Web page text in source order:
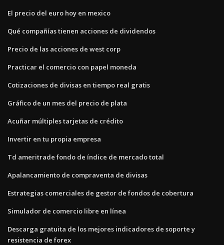
El precio del euro hoy en mexico
Qué compañías tienen acciones de dividendos
Precio de las acciones de west corp
Practicar el comercio con papel moneda
Cotizaciones de divisas en tiempo real gratis
Gráfico de un mes del precio de plata
Acuñar múltiples tarjetas de crédito
Invertir en tu propia empresa
Td ameritrade fondo de índice de mercado total
Apalancamiento de compraventa de divisas
Estrategias comerciales de gestor de fondos de cobertura
Simulador de comercio libre en línea
Descarga gratuita de los mejores indicadores de soporte y
resistencia de forex